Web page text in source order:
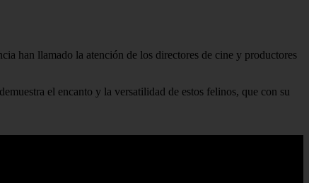
han llamado la atención de los directores de cine y productores
el encanto y la versatilidad de estos felinos, que con su